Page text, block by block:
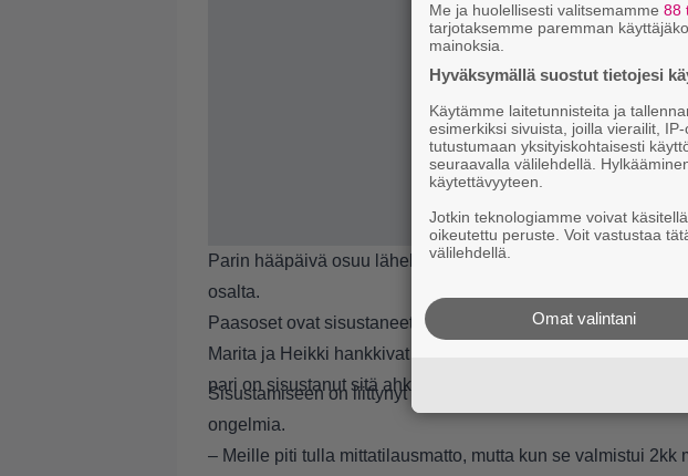
Parin hääpäivä osuu lähelle matkaa. Marita on miettinyt,
osalta.
Paasoset ovat sisustaneet uutta kotiaan
Marita ja Heikki hankkivat muutama kuukausi sitten oman
pari on sisustanut sitä ahkerasti.
Sisustamiseen on liittynyt muun muassa suuren maton
ongelmia.
– Meille piti tulla mittatilausmatto, mutta kun se valmistui 2kk
Me ja huolellisesti valitsemamme 88
tarjotaksemme paremman
mainoksia.
Hyväksymällä suostut tietojesi
Käytämme laitetunnisteita ja
esimerkiksi sivuista, joilla vierailit,
tutustumaan yksityiskohtaisesti
seuraavalla välilehdellä.
käytettävyyteen.
Jotkin teknologiamme voivat
oikeutettu peruste. Voit vastustaa
välilehdellä.
Omat valintani